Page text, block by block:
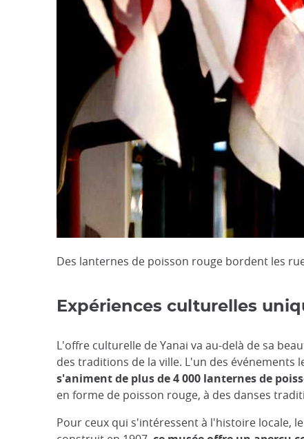
Des lanternes de poisson rouge bordent les
Expériences culturelles
L'offre culturelle de Yanai va au-delà de sa
des traditions de la ville. L'un des événements
s'animent de plus de 4 000 lanternes de
en forme de poisson rouge, à des danses
Pour ceux qui s'intéressent à l'histoire locale, le